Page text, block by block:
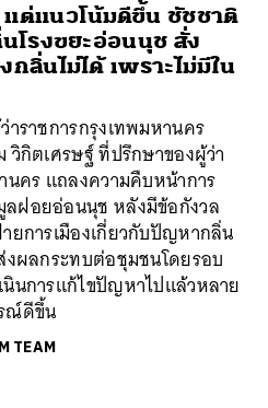
ต่แนวโน้มดีขึ้น ชัชชาติ
โรงขยะอ่อนนุช สั่ง
กลิ่นไม่ได้ เพราะไม่มีใน
ราชการกรุงเทพมหานคร
กิตเศรษฐ์ ที่ปรึกษาของผู้ว่า
นคร แถลงความคืบหน้าการ
ฝอยอ่อนนุช หลังมีข้อกังวล
ยการเมืองเกี่ยวกับปัญหากลิ่น
งผลกระทบต่อชุมชนโดยรอบ
นการแก้ไขปัญหาไปแล้วหลาย
ณ์ดีขึ้น
TEAM